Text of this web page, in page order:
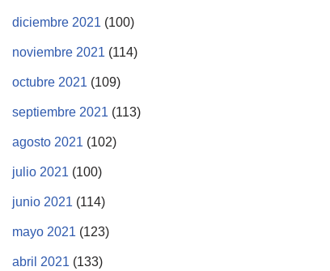
diciembre 2021 (100)
noviembre 2021 (114)
octubre 2021 (109)
septiembre 2021 (113)
agosto 2021 (102)
julio 2021 (100)
junio 2021 (114)
mayo 2021 (123)
abril 2021 (133)